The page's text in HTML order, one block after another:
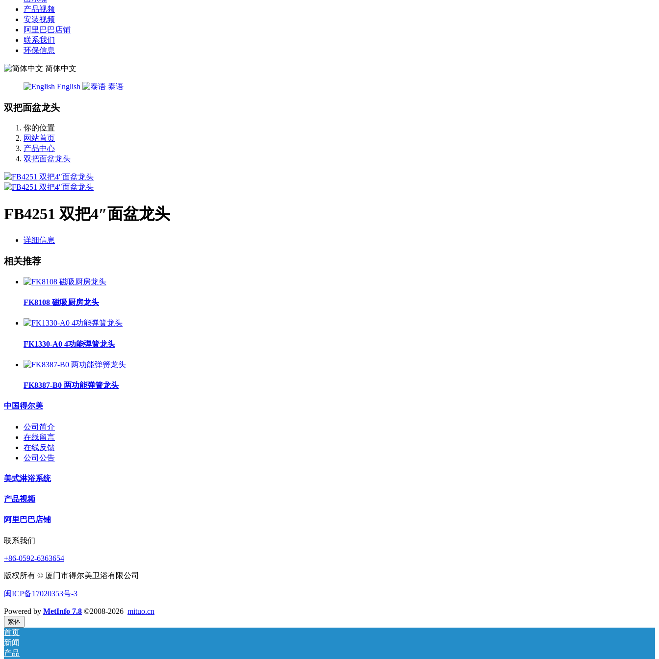
产品视频
安装视频
阿里巴巴店铺
联系我们
环保信息
简体中文
English 泰语
双把面盆龙头
你的位置
网站首页
产品中心
双把面盆龙头
FB4251 双把4″面盆龙头
详细信息
相关推荐
FK8108 磁吸厨房龙头
FK1330-A0 4功能弹簧龙头
FK8387-B0 两功能弹簧龙头
中国得尔美
公司简介
在线留言
在线反馈
公司公告
美式淋浴系统
产品视频
阿里巴巴店铺
联系我们
+86-0592-6363654
版权所有 © 厦门市得尔美卫浴有限公司
闽ICP备17020353号-3
Powered by MetInfo 7.8 ©2008-2026 mituo.cn
繁体
首页
新闻
产品